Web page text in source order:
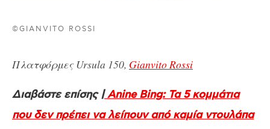
©GIANVITO ROSSI
Πλατφόρμες Ursula 150, Gianvito Rossi
Διαβάστε επίσης |Αnine Bing: Τα 5 κομμάτια
που δεν πρέπει να λείπουν από καμία ντουλάπα